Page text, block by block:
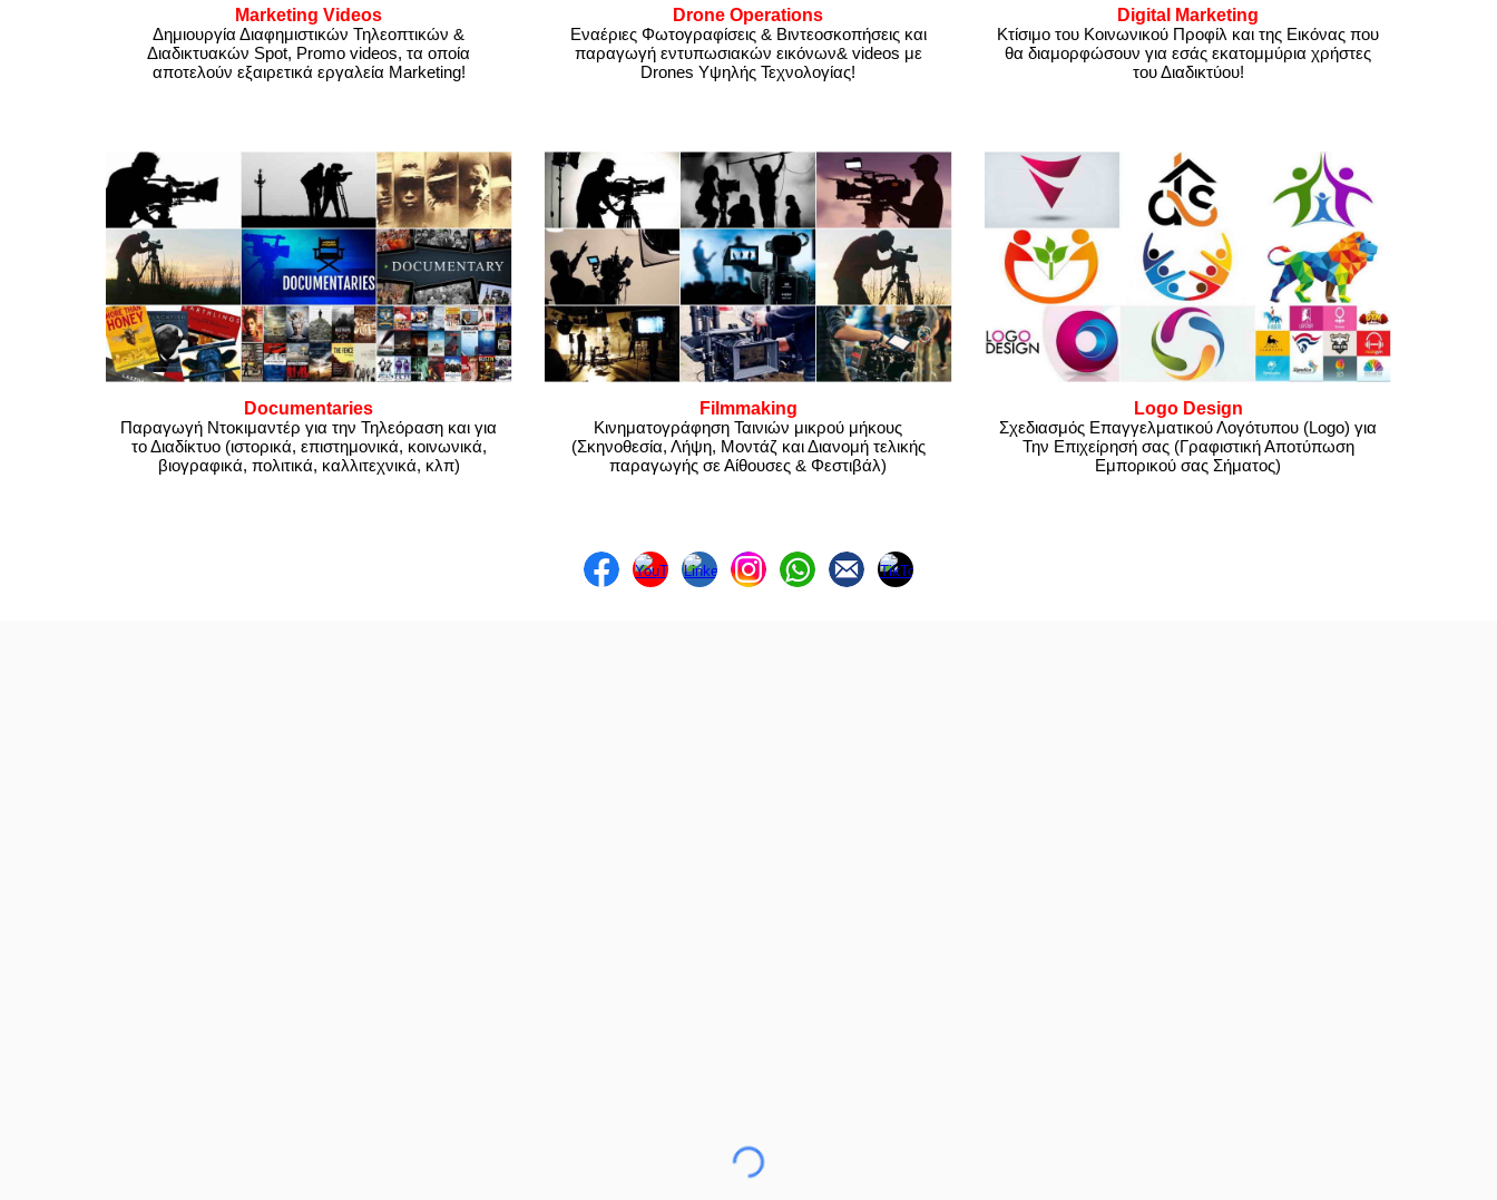
Marketing Videos
Δημιουργία Διαφημιστικών Τηλεοπτικών &
Διαδικτυακών Spot, Promo videos, τα οποία
αποτελούν εξαιρετικά εργαλεία Marketing!
Drone Operations
Εναέριες Φωτογραφίσεις & Βιντεοσκοπήσεις και
παραγωγή εντυπωσιακών εικόνων& videos με
Drones Υψηλής Τεχνολογίας!
Digital Marketing
Κτίσιμο του Κοινωνικού Προφίλ και της Εικόνας που
θα διαμορφώσουν για εσάς εκατομμύρια χρήστες
του Διαδικτύου!
Documentaries
Παραγωγή Ντοκιμαντέρ για την Τηλεόραση και για
το Διαδίκτυο (ιστορικά, επιστημονικά, κοινωνικά,
βιογραφικά, πολιτικά, καλλιτεχνικά, κλπ)
Filmmaking
Κινηματογράφηση Ταινιών μικρού μήκους
(Σκηνοθεσία, Λήψη, Μοντάζ και Διανομή τελικής
παραγωγής σε Αίθουσες & Φεστιβάλ)
Logo Design
Σχεδιασμός Επαγγελματικού Λογότυπου (Logo) για
Την Επιχείρησή σας (Γραφιστική Αποτύπωση
Εμπορικού σας Σήματος)